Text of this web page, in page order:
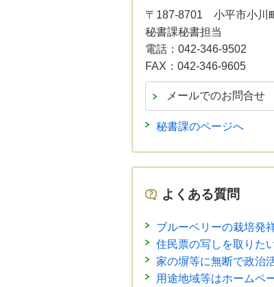
〒187-8701 小平市小
秘書課秘書担当
電話： 042-346-9502
FAX： 042-346-9605
秘書課のページへ
よくある質問
ブルーベリーの栽培発
住民票の写しを取りた
家の塀等に無断で政治
用途地域等はホームペ